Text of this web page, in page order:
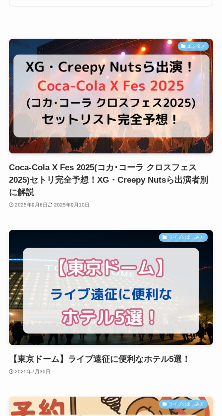
エンタメ
Coca-Cola X Fes 2025(コカ･コーラ クロスフェス
2025)セトリ完全予想！XG・Creepy Nutsら出演者別
に解説
2025年9月6日 2025年9月10日
ライブの楽しみ方
【東京ドーム】ライブ遠征に便利なホテル5選！
2025年7月30日
ライブの楽しみ方